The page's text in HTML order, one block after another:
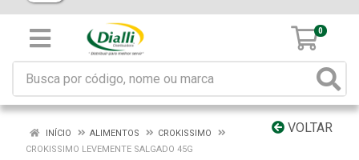
0
VOLTAR
INÍCIO ALIMENTOS
CROKISSIMO
CROKISSIMO LEVEMENTE SALGADO 45G